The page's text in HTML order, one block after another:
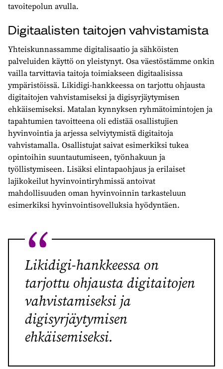
tavoitepolun avulla.
Digitaalisten taitojen vahvistamista
Yhteiskunnassamme digitalisaatio ja sähköisten
palveluiden käyttö on yleistynyt. Osa väestöstämme onkin
vailla tarvittavia taitoja toimiakseen digitaalisissa
ympäristöissä. Likidigi-hankkeessa on tarjottu ohjausta
digitaitojen vahvistamiseksi ja digisyrjäytymisen
ehkäisemiseksi. Matalan kynnyksen ryhmätoimintojen ja
tapahtumien tavoitteena oli edistää osallistujien
hyvinvointia ja arjessa selviytymistä digitaitoja
vahvistamalla. Osallistujat saivat esimerkiksi tukea
opintoihin suuntautumiseen, työnhakuun ja
työllistymiseen. Lisäksi elintapaohjaus ja erilaiset
lajikokeilut hyvinvointiryhmissä antoivat
mahdollisuuden oman hyvinvoinnin tarkasteluun
esimerkiksi hyvinvointisovelluksia hyödyntäen.
Likidigi-hankkeessa on
tarjottu ohjausta digitaitojen
vahvistamiseksi ja
digisyrjäytymisen
ehkäisemiseksi.